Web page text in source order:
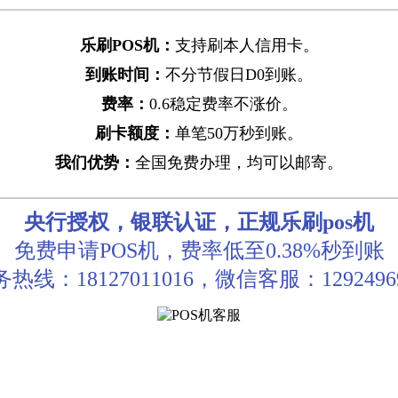
乐刷POS机： 支持刷本人信用卡。
到账时间： 不分节假日D0到账。
费率： 0.6稳定费率不涨价。
刷卡额度： 单笔50万秒到账。
我们优势： 全国免费办理，均可以邮寄。
央行授权，银联认证，正规乐刷pos机
免费申请POS机，费率低至0.38%秒到账
热线：18127011016，微信客服：